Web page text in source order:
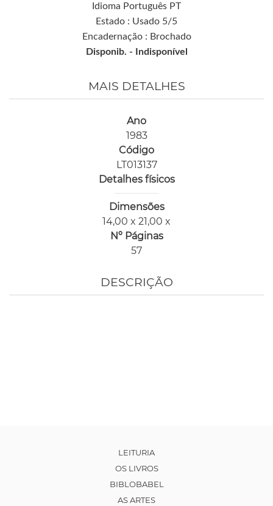
Idioma Português PT
Estado : Usado 5/5
Encadernação : Brochado
Disponib. -
Indisponível
MAIS DETALHES
Ano
1983
Código
LT013137
Detalhes físicos
Dimensões
14,00 x 21,00 x
Nº Páginas
57
DESCRIÇÃO
LEITURIA
OS LIVROS
BIBLOBABEL
AS ARTES